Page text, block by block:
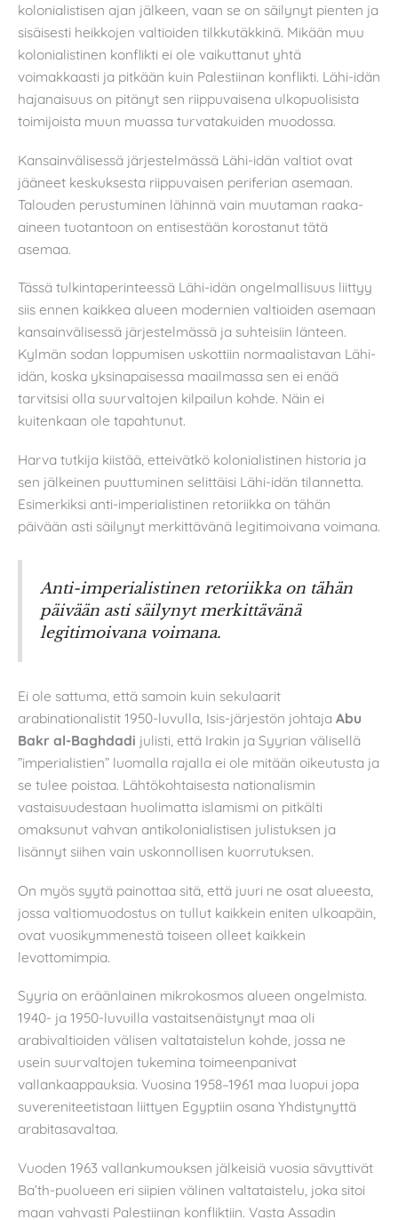
kolonialistisen ajan jälkeen, vaan se on säilynyt pienten ja
sisäisesti heikkojen valtioiden tilkkutäkkinä. Mikään muu
kolonialistinen konflikti ei ole vaikuttanut yhtä
voimakkaasti ja pitkään kuin Palestiinan konflikti. Lähi-idän
hajanaisuus on pitänyt sen riippuvaisena ulkopuolisista
toimijoista muun muassa turvatakuiden muodossa.
Kansainvälisessä järjestelmässä Lähi-idän valtiot ovat
jääneet keskuksesta riippuvaisen periferian asemaan.
Talouden perustuminen lähinnä vain muutaman raaka-
aineen tuotantoon on entisestään korostanut tätä
asemaa.
Tässä tulkintaperinteessä Lähi-idän ongelmallisuus liittyy
siis ennen kaikkea alueen modernien valtioiden asemaan
kansainvälisessä järjestelmässä ja suhteisiin länteen.
Kylmän sodan loppumisen uskottiin normaalistavan Lähi-
idän, koska yksinapaisessa maailmassa sen ei enää
tarvitsisi olla suurvaltojen kilpailun kohde. Näin ei
kuitenkaan ole tapahtunut.
Harva tutkija kiistää, etteivätkö kolonialistinen historia ja
sen jälkeinen puuttuminen selittäisi Lähi-idän tilannetta.
Esimerkiksi anti-imperialistinen retoriikka on tähän
päivään asti säilynyt merkittävänä legitimoivana voimana.
Anti-imperialistinen retoriikka on tähän
päivään asti säilynyt merkittävänä
legitimoivana voimana.
Ei ole sattuma, että samoin kuin sekulaarit
arabinationalistit 1950-luvulla, Isis-järjestön johtaja Abu
Bakr al-Baghdadi julisti, että Irakin ja Syyrian välisellä
”imperialistien” luomalla rajalla ei ole mitään oikeutusta ja
se tulee poistaa. Lähtökohtaisesta nationalismin
vastaisuudestaan huolimatta islamismi on pitkälti
omaksunut vahvan antikolonialistisen julistuksen ja
lisännyt siihen vain uskonnollisen kuorrutuksen.
On myös syytä painottaa sitä, että juuri ne osat alueesta,
jossa valtiomuodostus on tullut kaikkein eniten ulkoapäin,
ovat vuosikymmenestä toiseen olleet kaikkein
levottomimpia.
Syyria on eräänlainen mikrokosmos alueen ongelmista.
1940- ja 1950-luvuilla vastaitsenäistynyt maa oli
arabivaltioiden välisen valtataistelun kohde, jossa ne
usein suurvaltojen tukemina toimeenpanivat
vallankaappauksia. Vuosina 1958–1961 maa luopui jopa
suvereniteetistaan liittyen Egyptiin osana Yhdistynyttä
arabitasavaltaa.
Vuoden 1963 vallankumouksen jälkeisiä vuosia sävyttivät
Ba’th-puolueen eri siipien välinen valtataistelu, joka sitoi
maan vahvasti Palestiinan konfliktiin. Vasta Assadin